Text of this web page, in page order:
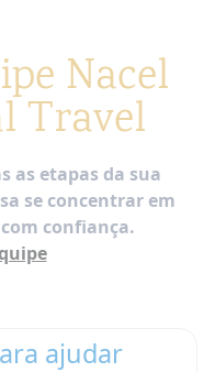
Nacel
Travel
as etapas da sua
se concentrar em
confiança.
ajudar